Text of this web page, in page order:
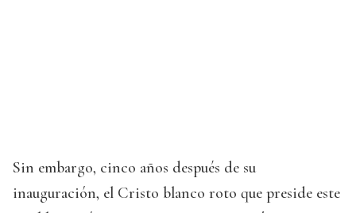
Sin embargo, cinco años después de su
inauguración, el Cristo blanco roto que preside este